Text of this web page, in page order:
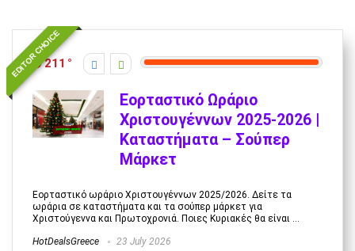
EDITOR CHOICE
211
Εορταστικό Ωράριο
Χριστουγέννων 2025-2026 |
Καταστήματα – Σούπερ
Μάρκετ
Εορταστικό ωράριο Χριστουγέννων 2025/2026. Δείτε τα
ωράρια σε καταστήματα και τα σούπερ μάρκετ για
Χριστούγεννα και Πρωτοχρονιά. Ποιες Κυριακές θα είναι ...
HotDealsGreece 23 July 2026